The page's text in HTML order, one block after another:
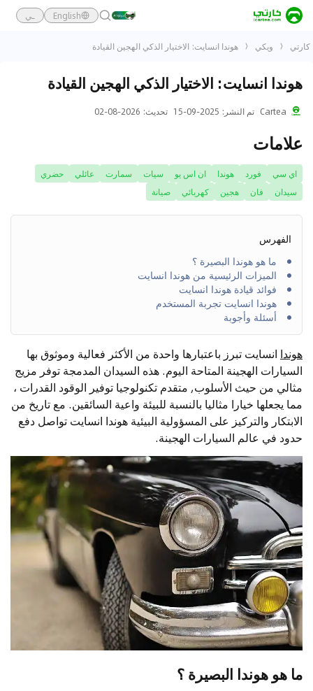
English ـي
كارتي ويكي هوندا انسايت: الاختيار الذكي الهجين القيادة
هوندا انسايت: الاختيار الذكي الهجين القيادة
Cartea تم النشر :
2025-09-15 تحديث:
2026-08-02
علامات
اي سي فورد هوندا ان اس يو سيات سمارت عائلي
حضري
سيدان
فان هجين كهربائي صيانة
الفهرس
ما هو هوندا البصيرة ؟
الميزات الرئيسية من هوندا انسايت
فوائد قيادة هوندا انسايت
هوندا انسايت تجربة المستخدم
أسئلة وأجوبة
هوندا انسايت تبرز باعتبارها واحدة من الأكثر فعالية وموثوق بها
السيارات الهجينة المتاحة اليوم. هذه السيدان المدمجة توفر مزيج
مثالي من حيث الأسلوب, متقدم تكنولوجيا توفير الوقود القدرات ،
مما يجعلها خيارا مثاليا بالنسبة للبيئة واعية السائقين. مع تاريخ من
الابتكار والتركيز على المسؤولية البيئية هوندا انسايت تواصل دفع
حدود في عالم السيارات الهجينة.
ما هو هوندا البصيرة ؟